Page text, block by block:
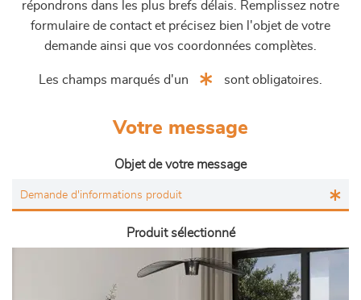
répondrons dans les plus brefs délais. Remplissez notre
formulaire de contact et précisez bien l'objet de votre
demande ainsi que vos coordonnées complètes.
Les champs marqués d'un sont obligatoires.
Votre message
Objet de votre message
Produit sélectionné